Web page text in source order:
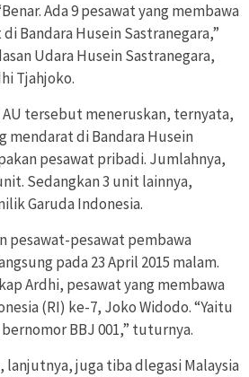
Ada 9 pesawat yang membawa
Bandara Husein Sastranegara,”
Udara Husein Sastranegara,
Tjahjoko.
AU tersebut meneruskan, ternyata,
mendarat di Bandara Husein
pesawat pribadi. Jumlahnya,
Sedangkan 3 unit lainnya,
Garuda Indonesia.
pesawat-pesawat pembawa
pada 23 April 2015 malam.
Ardhi, pesawat yang membawa
(RI) ke-7, Joko Widodo. “Yaitu
BBJ 001,” tuturnya.
lanjutnya, juga tiba dlegasi Malaysia